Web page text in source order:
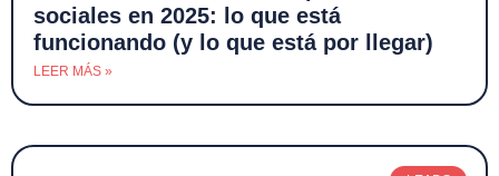
sociales en 2025: lo que está
funcionando (y lo que está por llegar)
LEER MÁS »